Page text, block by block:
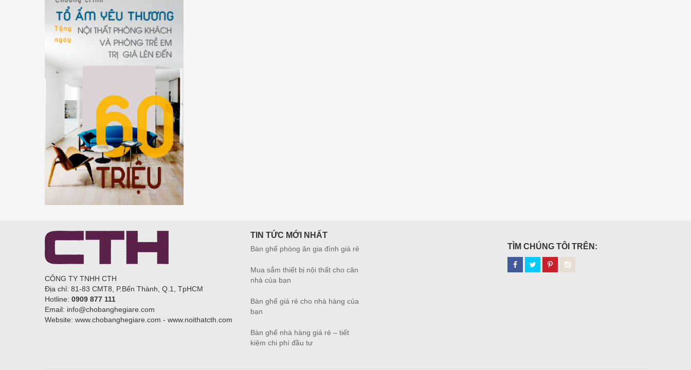
CÔNG TY TNHH CTH
Địa chỉ: 81-83 CMT8, P.Bến Thành, Q.1, TpHCM
Hotline: 0909 877 111
Email: info@chobanghegiare.com
Website: www.chobanghegiare.com - www.noithatcth.com
TIN TỨC MỚI NHẤT
Bàn ghế phòng ăn gia đình giá rẻ
Mua sắm thiết bị nội thất cho căn
nhà của bạn
Bàn ghế giá rẻ cho nhà hàng của
bạn
Bàn ghế nhà hàng giá rẻ – tiết
kiệm chi phí đầu tư
TÌM CHÚNG TÔI TRÊN: